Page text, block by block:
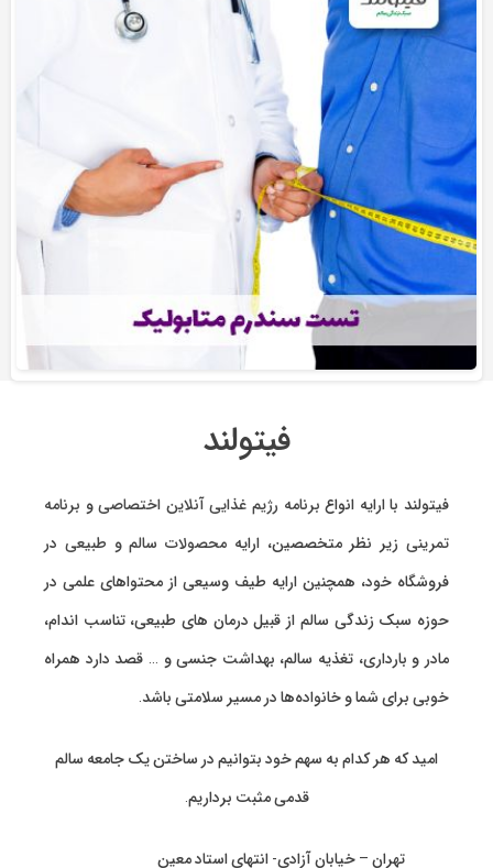
فیتولند
فیتولند با ارایه انواع برنامه رژیم غذایی آنلاین اختصاصیو برنامه
تمرینیزیر نظر متخصصین، ارایه محصولات سالم و طبیعی در
فروشگاه خود، همچنین ارایه طیف وسیعی از محتواهای علمی در
حوزه سبک زندگی سالم از قبیل درمان های طبیعی، تناسب اندام،
مادر و بارداری، تغذیه سالم، بهداشت جنسی و … قصد دارد همراه
خوبی برای شما و خانواده‌ها در مسیر سلامتی باشد.
امید که هر کدام به سهم خود بتوانیم در ساختن یک جامعه سالم
قدمی مثبت برداریم.
تهران – خیابان آزادی- انتهای استاد معین